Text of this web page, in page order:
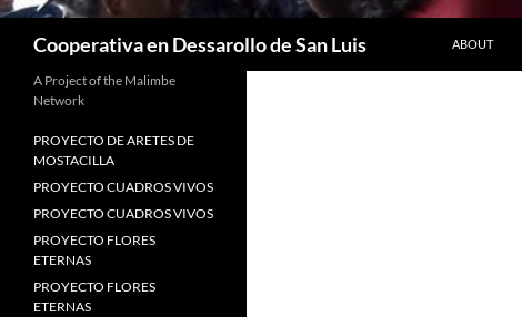
Cooperativa en Dessarollo de San Luis ABOUT
A Project of the Malimbe
Network
PROYECTO DE ARETES DE
MOSTACILLA
PROYECTO CUADROS VIVOS
PROYECTO CUADROS VIVOS
PROYECTO FLORES
ETERNAS
PROYECTO FLORES
ETERNAS